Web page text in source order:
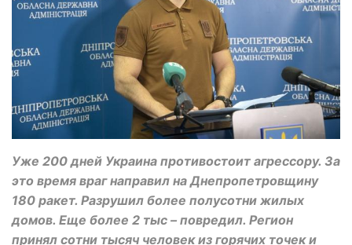
Уже 200 дней Украина противостоит агрессору. За
это время враг направил на Днепропетровщину
180 ракет. Разрушил более полусотни жилых
домов. Еще более 2 тыс – повредил. Регион
принял сотни тысяч человек из горячих точек и